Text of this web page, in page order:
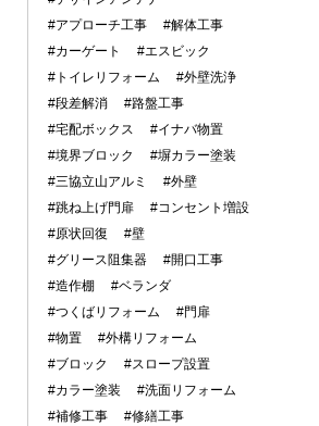
#アプローチ工事
#解体工事
#カーゲート
#エスビック
#トイレリフォーム
#外壁洗浄
#段差解消
#路盤工事
#宅配ボックス
#イナバ物置
#境界ブロック
#塀カラー塗装
#三協立山アルミ
#外壁
#跳ね上げ門扉
#コンセント増設
#原状回復
#壁
#グリース阻集器
#開口工事
#造作棚
#ベランダ
#つくばリフォーム
#門扉
#物置
#外構リフォーム
#ブロック
#スロープ設置
#カラー塗装
#洗面リフォーム
#補修工事
#修繕工事